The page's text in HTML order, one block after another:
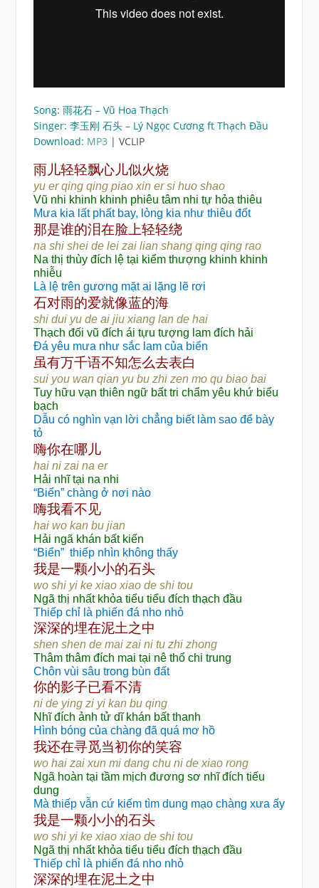
Song: 雨花石 – Vũ Hoa Thạch
Singer: 李玉刚 石头 – Lý Ngọc Cương ft Thạch Đầu
Download: MP3 | VCLIP
雨儿轻轻飘心儿似火烧
yu er qing qing piao xin er si huo shao
Vũ nhi khinh khinh phiêu tâm nhi tự hỏa thiêu
Mưa kia lất phất bay, lòng kia như thiêu đốt
那是谁的泪在脸上轻轻绕
na shi shei de lei zai lian shang qing qing rao
Na thị thùy đích lệ tại kiểm thượng khinh khinh
nhiễu
Là lệ trên gương mặt ai lặng lẽ rơi
石对雨的爱就像蓝的海
shi dui yu de ai jiu xiang lan de hai
Thạch đối vũ đích ái tựu tượng lam đích hải
Đá yêu mưa như sắc lam của biển
虽有万千语不知怎么去表白
sui you wan qian yu bu zhi zen mo qu biao bai
Tuy hữu vạn thiên ngữ bất tri chẩm yêu khứ biểu
bạch
Dẫu có nghìn vạn lời chẳng biết làm sao để bày
tỏ
嗨你在哪儿
hai ni zai na er
Hải nhĩ tại na nhi
“Biển” chàng ở nơi nào
嗨我看不见
hai wo kan bu jian
Hải ngã khán bất kiến
“Biển” thiếp nhìn không thấy
我是一颗小小的石头
wo shi yi ke xiao xiao de shi tou
Ngã thị nhất khỏa tiểu tiểu đích thạch đầu
Thiếp chỉ là phiến đá nho nhỏ
深深的埋在泥土之中
shen shen de mai zai ni tu zhi zhong
Thâm thâm đích mai tại nê thổ chi trung
Chôn vùi sâu trong bùn đất
你的影子已看不清
ni de ying zi yi kan bu qing
Nhĩ đích ảnh tử dĩ khán bất thanh
Hình bóng của chàng đã quá mơ hồ
我还在寻觅当初你的笑容
wo hai zai xun mi dang chu ni de xiao rong
Ngã hoàn tại tầm mịch đương sơ nhĩ đích tiếu
dung
Mà thiếp vẫn cứ kiếm tìm dung mạo chàng xưa ấy
我是一颗小小的石头
wo shi yi ke xiao xiao de shi tou
Ngã thị nhất khỏa tiểu tiểu đích thạch đầu
Thiếp chỉ là phiến đá nho nhỏ
深深的埋在泥土之中